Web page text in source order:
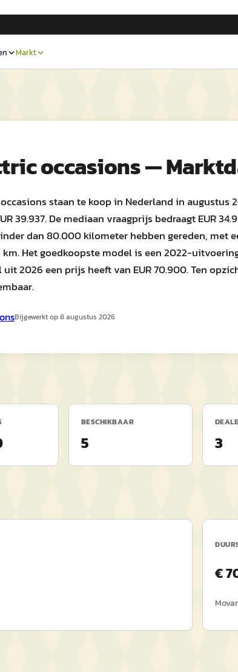
Markt
occasions —
staan te koop in Nederland in augustus
39.937. De mediaan vraagprijs bedraagt EUR
dan 80.000 kilometer hebben gereden, met
Het goedkoopste model is een 2022-
2026 een prijs heeft van EUR 70.900. Ten
Bijgewerkt op8 augustus 2026
BESCHIKBAAR
5 3
€